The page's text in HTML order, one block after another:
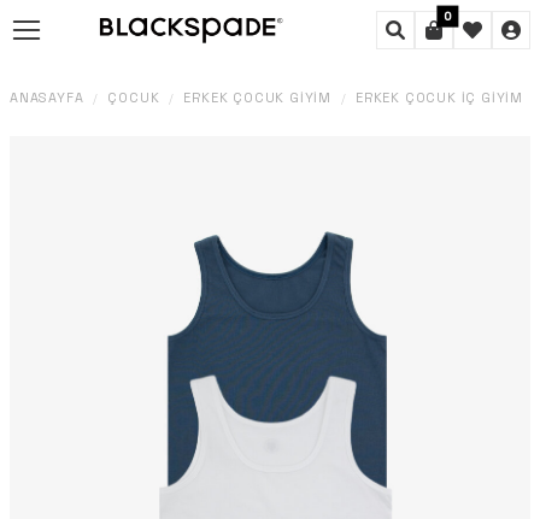
0
ANASAYFA / ÇOCUK / ERKEK ÇOCUK GIYIM / ERKEK ÇOCUK İÇ GIYIM